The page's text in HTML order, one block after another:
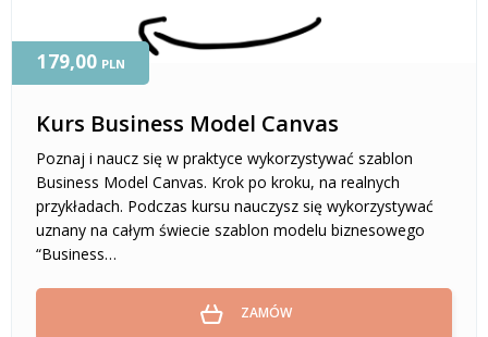
Kurs Business Model Canvas
Poznaj i naucz się w praktyce wykorzystywać szablon
Business Model Canvas. Krok po kroku, na realnych
przykładach. Podczas kursu nauczysz się wykorzystywać
uznany na całym świecie szablon modelu biznesowego
“Business…
179,00 PLN
ZAMÓW